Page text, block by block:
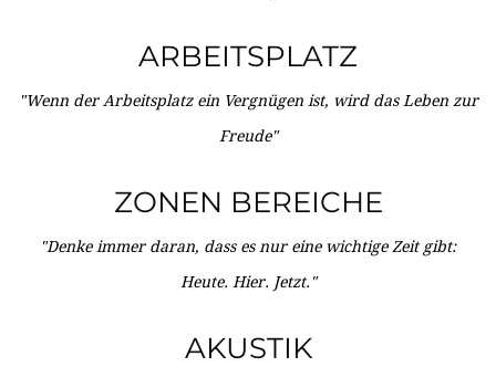
ARBEITSPLATZ
"Wenn der Arbeitsplatz ein Vergnügen ist, wird das Leben zur
Freude"
ZONEN BEREICHE
"Denke immer daran, dass es nur eine wichtige Zeit gibt:
Heute. Hier. Jetzt."
AKUSTIK